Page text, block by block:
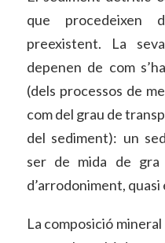
que procedeixen
preexistent. La
depenen de com
(dels processos de
com del grau de
del sediment): un
ser de mida de
d’arrodoniment,
La composició